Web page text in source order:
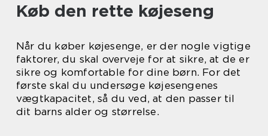
Køb den rette køjeseng
Når du køber køjesenge, er der nogle vigtige
faktorer, du skal overveje for at sikre, at de er
sikre og komfortable for dine børn. For det
første skal du undersøge køjesengenes
vægtkapacitet, så du ved, at den passer til
dit barns alder og størrelse.